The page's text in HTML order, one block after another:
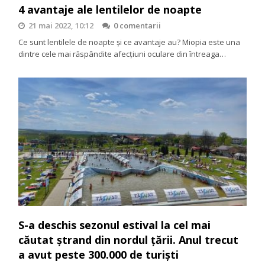
4 avantaje ale lentilelor de noapte
21 mai 2022, 10:12
0 comentarii
Ce sunt lentilele de noapte și ce avantaje au? Miopia este una
dintre cele mai răspândite afecțiuni oculare din întreaga…
S-a deschis sezonul estival la cel mai
căutat ștrand din nordul țării. Anul trecut
a avut peste 300.000 de turiști